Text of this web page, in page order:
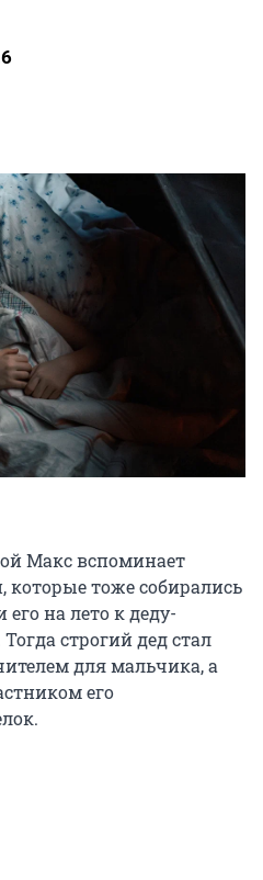
Макс вспоминает
которые тоже собирались
на лето к деду-
строгий дед стал
для мальчика, а
его